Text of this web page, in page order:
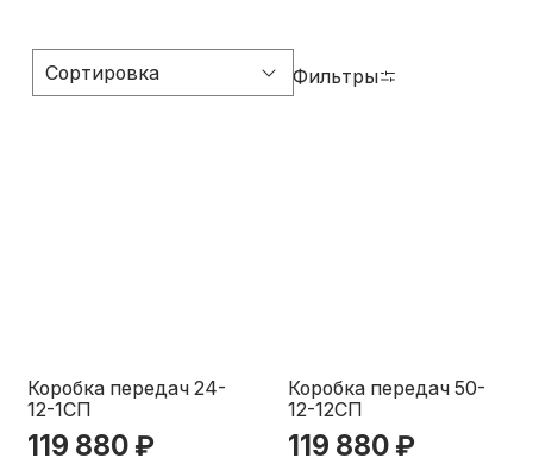
Коробка передач 24-
12-1СП
119 880 ₽
Коробка передач 50-
12-12СП
119 880 ₽
Фильтры